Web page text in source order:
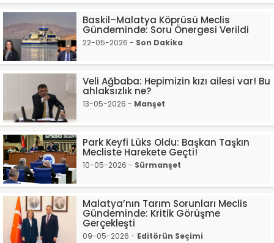
Baskil–Malatya Köprüsü Meclis
Gündeminde: Soru Önergesi Verildi
22-05-2026 - Son Dakika
Veli Ağbaba: Hepimizin kızı ailesi var! Bu
ahlaksızlık ne?
13-05-2026 - Manşet
Park Keyfi Lüks Oldu: Başkan Taşkın
Mecliste Harekete Geçti!
10-05-2026 - Sürmanşet
Malatya’nın Tarım Sorunları Meclis
Gündeminde: Kritik Görüşme
Gerçekleşti
09-05-2026 - Editörün Seçimi